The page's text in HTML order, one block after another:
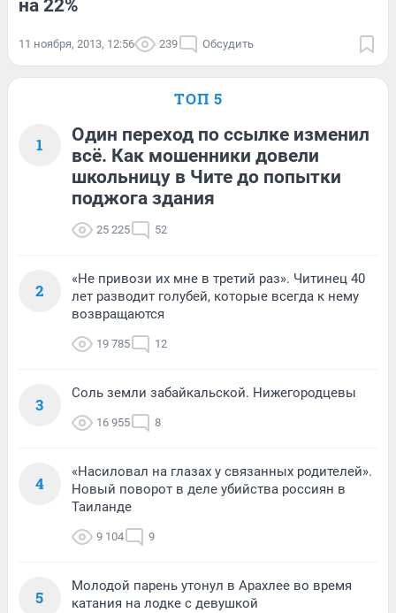
на 22%
11 ноября, 2013, 12:56 239 Обсудить
ТОП 5
1
Один переход по ссылке изменил
всё. Как мошенники довели
школьницу в Чите до попытки
поджога здания
25 225 52
2
«Не привози их мне в третий раз». Читинец 40
лет разводит голубей, которые всегда к нему
возвращаются
19 785 12
3
Соль земли забайкальской. Нижегородцевы
16 955 8
4
«Насиловал на глазах у связанных родителей».
Новый поворот в деле убийства россиян в
Таиланде
9 104 9
5
Молодой парень утонул в Арахлее во время
катания на лодке с девушкой